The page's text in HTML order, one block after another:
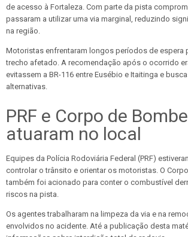
de acesso à Fortaleza. Com parte da pista
passaram a utilizar uma via marginal, reduzindo
na região.
Motoristas enfrentaram longos períodos de espera
trecho afetado. A recomendação após o ocorrido
evitassem a BR-116 entre Eusébio e Itaitinga e
alternativas.
PRF e Corpo de
atuaram no local
Equipes da Polícia Rodoviária Federal (PRF)
controlar o trânsito e orientar os motoristas. O
também foi acionado para conter o combustível
riscos na pista.
Os agentes trabalharam na limpeza da via e na
envolvidos no acidente. Até a publicação desta